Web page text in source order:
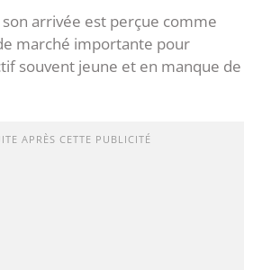
son arrivée est perçue comme
marché importante pour
souvent jeune et en manque de
APRÈS CETTE PUBLICITÉ